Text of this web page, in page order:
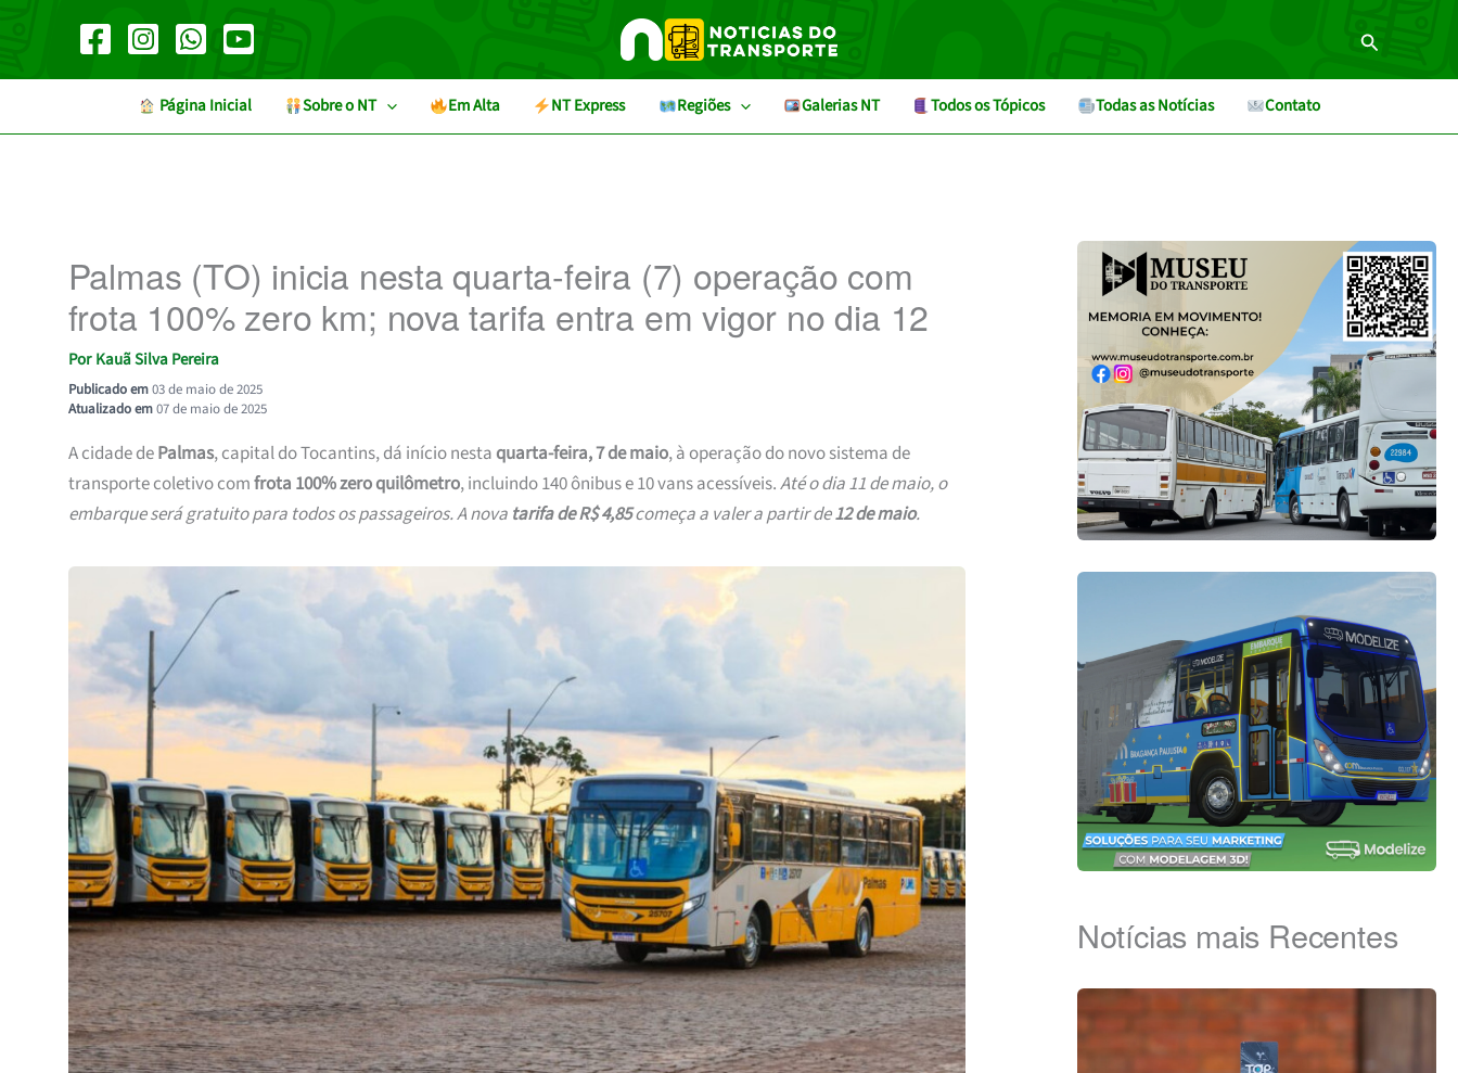
o
Pesquisar
︎ Página Inicial Sobre o NT Em Alta NT Express Regiões Galerias NT Todos os Tópicos Todas as Notícias Contato
Palmas (TO) inicia nesta quarta-feira (7) operação com
frota 100% zero km; nova tarifa entra em vigor no dia 12
Por Kauã Silva Pereira
Publicado em03 de maio de 2025
Atualizado em07 de maio de 2025
A cidade dePalmas, capital do Tocantins, dá início nesta quarta-feira, 7 de maio, à operação do novo sistema de
transporte coletivo comfrota 100% zero quilômetro, incluindo 140 ônibus e 10 vans acessíveis.Até o dia 11 de maio, o
embarque será gratuito para todos os passageiros. A nova tarifa de R$ 4,85começa a valer a partir de12 de maio.
Notícias mais Recentes